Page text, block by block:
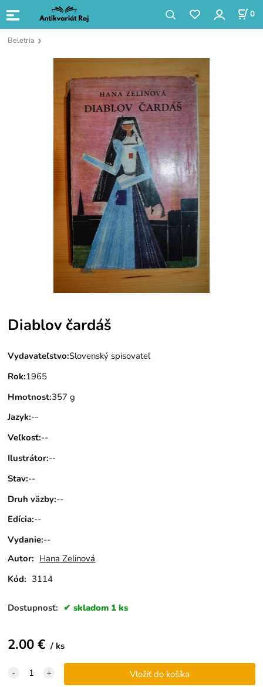
0
Beletria
Diablov čardáš
Vydavateľstvo:Slovenský spisovateľ
Rok:1965
Hmotnost:357 g
Jazyk:--
Veľkosť:--
Ilustrátor:--
Stav:--
Druh väzby:--
Edícia:--
Vydanie:--
Autor: Hana Zelinová
Kód: 3114
Dostupnosť: skladom 1 ks
2.00€ ks